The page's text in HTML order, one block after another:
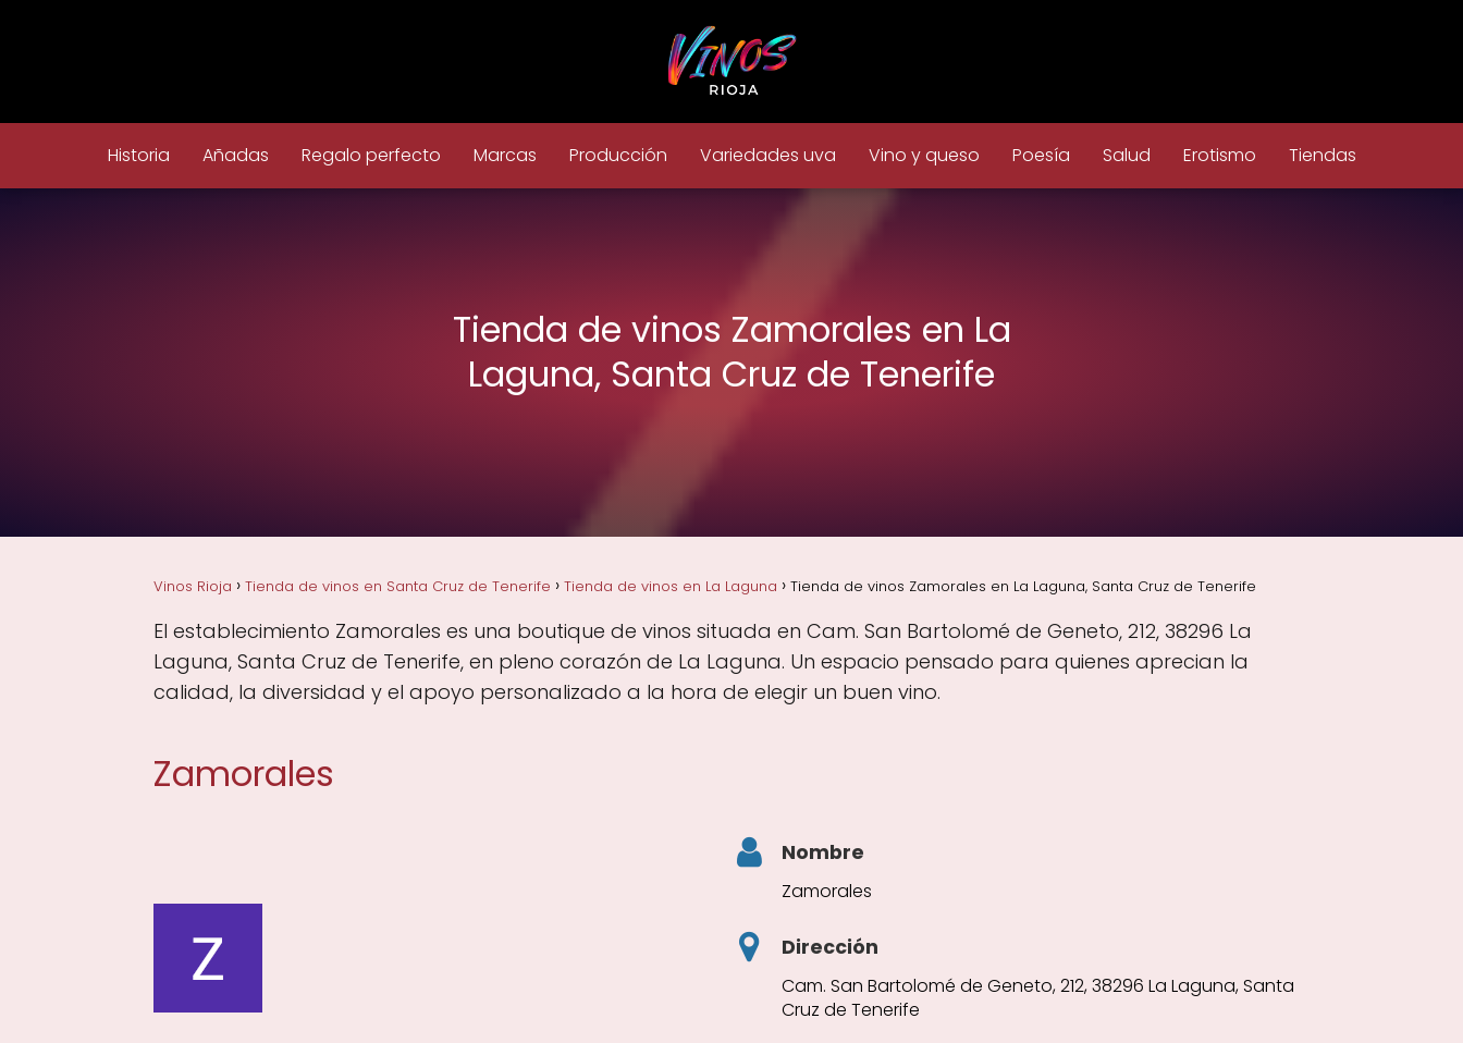
Historia Añadas Regalo perfecto Marcas Producción Variedades uva Vino y queso Poesía Salud Erotismo Tiendas
Tienda de vinos Zamorales en La
Laguna, Santa Cruz de Tenerife
Vinos Rioja Tienda de vinos en Santa Cruz de Tenerife Tienda de vinos en La Laguna Tienda de vinos Zamorales en La Laguna, Santa Cruz de Tenerife
El establecimiento Zamorales es una boutique de vinos situada en Cam. San Bartolomé de Geneto, 212, 38296 La
Laguna, Santa Cruz de Tenerife, en pleno corazón de La Laguna. Un espacio pensado para quienes aprecian la
calidad, la diversidad y el apoyo personalizado a la hora de elegir un buen vino.
Zamorales
Nombre
Zamorales
Dirección
Cam. San Bartolomé de Geneto, 212, 38296 La Laguna, Santa
Cruz de Tenerife